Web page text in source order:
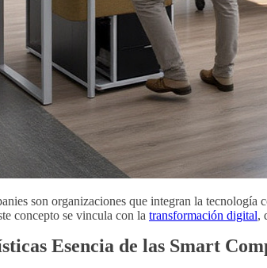
son organizaciones que integran la
concepto se vincula con la transformación digital,
Esencia de las Smart